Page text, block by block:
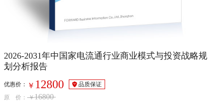
2026-2031年中国家电流通行业商业模式与投资战略规
划分析报告
优惠价： ￥ 12800
品质保证
原 价： ￥16800